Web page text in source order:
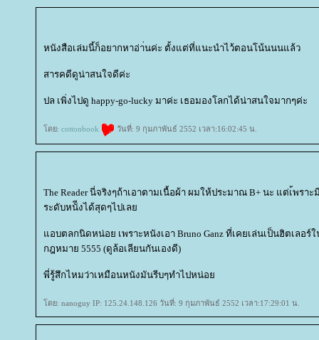
หนังสือเล่มนี้ก็อยากหาอ่า่นค่ะ ตั้งแต่ที่แนะนำไว้ตอนโน้นนนแล้ว
สารคดีดูน่าสนใจดีค่ะ
ปล เพิ่งไปดู happy-go-lucky มาค่ะ เธอมองโลกได้น่าสนใจมากๆค่ะ
ดย: cottonbook วันที่: 9 กุมภาพันธ์ 2552 เวลา:16:02:45 น.
The Reader นี่จริงๆถ้าเอาตามเนื้อผ้า ผมให้ประมาณ B+ นะ แต่เ้พราะ
ระดับหนัีงได้สุดๆไปเล
อบตลกนิดหน่อย เพราะหนังเอา Bruno Ganz ที่เคยเล่นเป็นฮิตเลอร์
กฎหมาย 5555 (ดูล้อเลียนกันเองดี)
พี่รู้สึกไหมว่าเหมือนหนังมันรีบๆทำไปหน่อ
ดย: nanoguy IP: 125.24.148.126 วันที่: 9 กุมภาพันธ์ 2552 เวลา:17:29:01 น.